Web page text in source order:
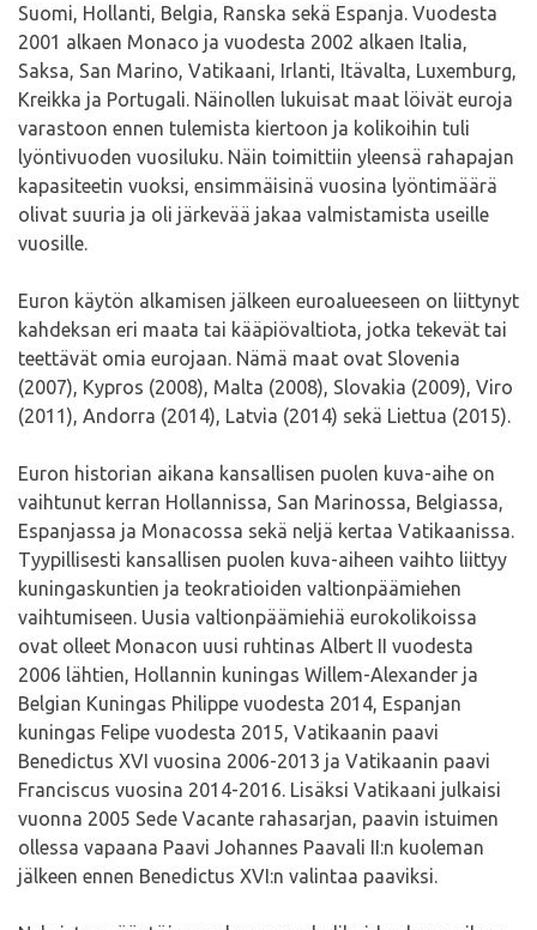
Suomi, Hollanti, Belgia, Ranska sekä Espanja. Vuodesta
2001 alkaen Monaco ja vuodesta 2002 alkaen Italia,
Saksa, San Marino, Vatikaani, Irlanti, Itävalta, Luxemburg,
Kreikka ja Portugali. Näinollen lukuisat maat löivät euroja
varastoon ennen tulemista kiertoon ja kolikoihin tuli
lyöntivuoden vuosiluku. Näin toimittiin yleensä rahapajan
kapasiteetin vuoksi, ensimmäisinä vuosina lyöntimäärä
olivat suuria ja oli järkevää jakaa valmistamista useille
vuosille.
Euron käytön alkamisen jälkeen euroalueeseen on liittynyt
kahdeksan eri maata tai kääpiövaltiota, jotka tekevät tai
teettävät omia eurojaan. Nämä maat ovat Slovenia
(2007), Kypros (2008), Malta (2008), Slovakia (2009), Viro
(2011), Andorra (2014), Latvia (2014) sekä Liettua (2015).
Euron historian aikana kansallisen puolen kuva-aihe on
vaihtunut kerran Hollannissa, San Marinossa, Belgiassa,
Espanjassa ja Monacossa sekä neljä kertaa Vatikaanissa.
Tyypillisesti kansallisen puolen kuva-aiheen vaihto liittyy
kuningaskuntien ja teokratioiden valtionpäämiehen
vaihtumiseen. Uusia valtionpäämiehiä eurokolikoissa
ovat olleet Monacon uusi ruhtinas Albert II vuodesta
2006 lähtien, Hollannin kuningas Willem-Alexander ja
Belgian Kuningas Philippe vuodesta 2014, Espanjan
kuningas Felipe vuodesta 2015, Vatikaanin paavi
Benedictus XVI vuosina 2006-2013 ja Vatikaanin paavi
Franciscus vuosina 2014-2016. Lisäksi Vatikaani julkaisi
vuonna 2005 Sede Vacante rahasarjan, paavin istuimen
ollessa vapaana Paavi Johannes Paavali II:n kuoleman
jälkeen ennen Benedictus XVI:n valintaa paaviksi.